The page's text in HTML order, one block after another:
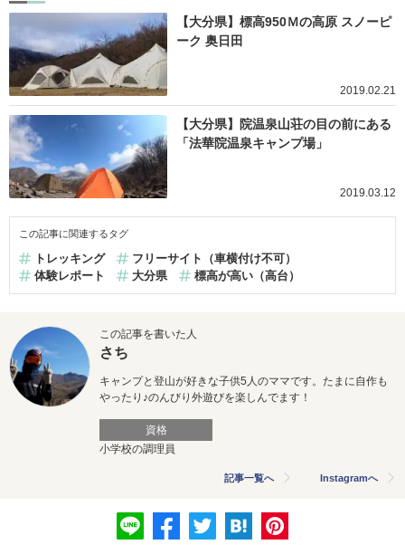
【大分県】標高950Ｍの高原 スノーピ
ーク 奥日田
2019.02.21
【大分県】院温泉山荘の目の前にある
「法華院温泉キャンプ場」
2019.03.12
この記事に関連するタグ
トレッキング
フリーサイト（車横付け不可）
体験レポート
大分県 標高が高い（高台）
この記事を書いた人
さち
キャンプと登山が好きな子供5人のママです。たまに自作も
やったり♪のんびり外遊びを楽しんでます！
資格
小学校の調理員
記事一覧へ Instagramへ